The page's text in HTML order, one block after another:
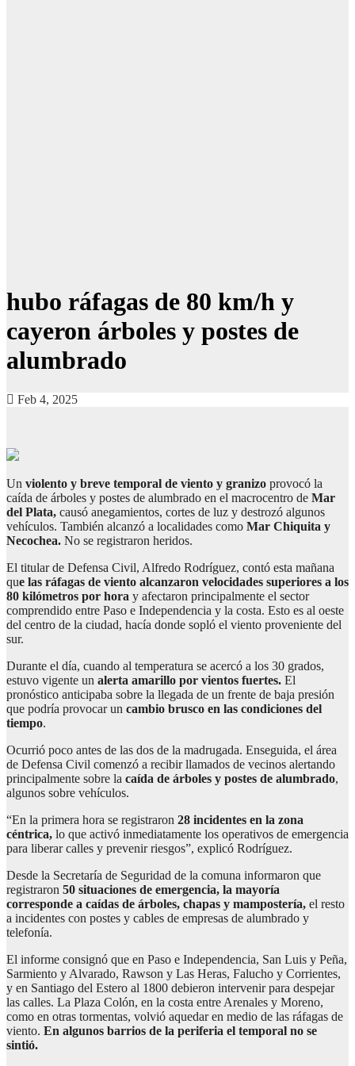
hubo ráfagas de 80 km/h y
cayeron árboles y postes de
alumbrado
Feb 4, 2025
Un violento y breve temporal de viento y granizo provocó la
caída de árboles y postes de alumbrado en el macrocentro de Mar
del Plata, causó anegamientos, cortes de luz y destrozó algunos
vehículos. También alcanzó a localidades como Mar Chiquita y
Necochea. No se registraron heridos.
El titular de Defensa Civil, Alfredo Rodríguez, contó esta mañana
que las ráfagas de viento alcanzaron velocidades superiores a los
80 kilómetros por hora y afectaron principalmente el sector
comprendido entre Paso e Independencia y la costa. Esto es al oeste
del centro de la ciudad, hacía donde sopló el viento proveniente del
sur.
Durante el día, cuando al temperatura se acercó a los 30 grados,
estuvo vigente un alerta amarillo por vientos fuertes. El
pronóstico anticipaba sobre la llegada de un frente de baja presión
que podría provocar un cambio brusco en las condiciones del
tiempo.
Ocurrió poco antes de las dos de la madrugada. Enseguida, el área
de Defensa Civil comenzó a recibir llamados de vecinos alertando
principalmente sobre la caída de árboles y postes de alumbrado,
algunos sobre vehículos.
“En la primera hora se registraron 28 incidentes en la zona
céntrica, lo que activó inmediatamente los operativos de emergencia
para liberar calles y prevenir riesgos”, explicó Rodríguez.
Desde la Secretaría de Seguridad de la comuna informaron que
registraron 50 situaciones de emergencia, la mayoría
corresponde a caídas de árboles, chapas y mampostería, el resto
a incidentes con postes y cables de empresas de alumbrado y
telefonía.
El informe consignó que en Paso e Independencia, San Luis y Peña,
Sarmiento y Alvarado, Rawson y Las Heras, Falucho y Corrientes,
y en Santiago del Estero al 1800 debieron intervenir para despejar
las calles. La Plaza Colón, en la costa entre Arenales y Moreno,
como en otras tormentas, volvió aquedar en medio de las ráfagas de
viento. En algunos barrios de la periferia el temporal no se
sintió.